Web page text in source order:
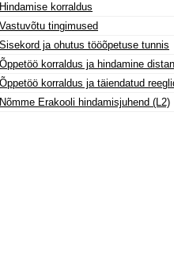
Hindamise korraldus
Vastuvõtu tingimused
Sisekord ja ohutus tööõpetuse tunnis
Õppetöö korraldus ja hindamine
Õppetöö korraldus ja täiendatud
Nõmme Erakooli hindamisjuhend (L2)